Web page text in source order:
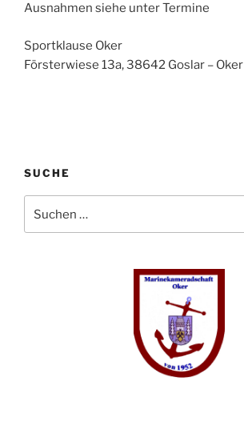
Ausnahmen siehe unter Termine
Sportklause Oker
Försterwiese 13a, 38642 Goslar – Oker
SUCHE
nach: